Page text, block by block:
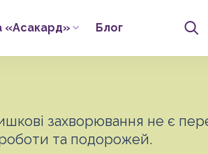
«Асакард» Блог
захворювання не є
та подорожей.